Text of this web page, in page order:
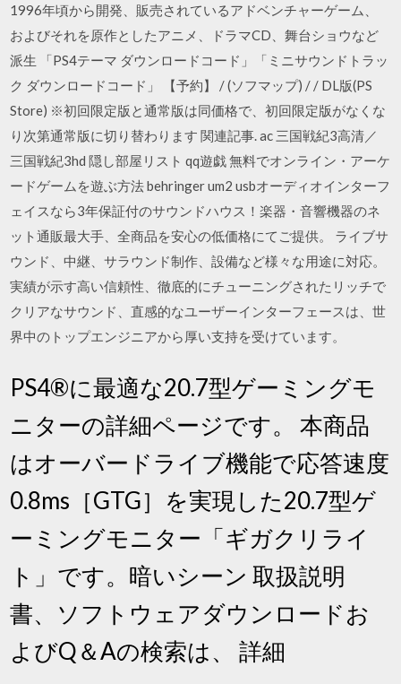
1996年頃から開発、販売されているアドベンチャーゲーム、
およびそれを原作としたアニメ、ドラマCD、舞台ショウなど
派生 「PS4テーマ ダウンロードコード」「ミニサウンドトラッ
ク ダウンロードコード」 【予約】 / (ソフマップ) / / DL版(PS
Store) ※初回限定版と通常版は同価格で、初回限定版がなくな
り次第通常版に切り替わります 関連記事. ac 三国戦紀3高清／
三国戦紀3hd 隠し部屋リスト qq遊戯 無料でオンライン・アーケ
ードゲームを遊ぶ方法 behringer um2 usbオーディオインターフ
ェイスなら3年保証付のサウンドハウス！楽器・音響機器のネ
ット通販最大手、全商品を安心の低価格にてご提供。 ライブサ
ウンド、中継、サラウンド制作、設備など様々な用途に対応。
実績が示す高い信頼性、徹底的にチューニングされたリッチで
クリアなサウンド、直感的なユーザーインターフェースは、世
界中のトップエンジニアから厚い支持を受けています。
PS4®に最適な20.7型ゲーミングモ
ニターの詳細ページです。 本商品
はオーバードライブ機能で応答速度
0.8ms［GTG］を実現した20.7型ゲ
ーミングモニター「ギガクリライ
ト」です。暗いシーン 取扱説明
書、ソフトウェアダウンロードお
よびQ＆Aの検索は、 詳細